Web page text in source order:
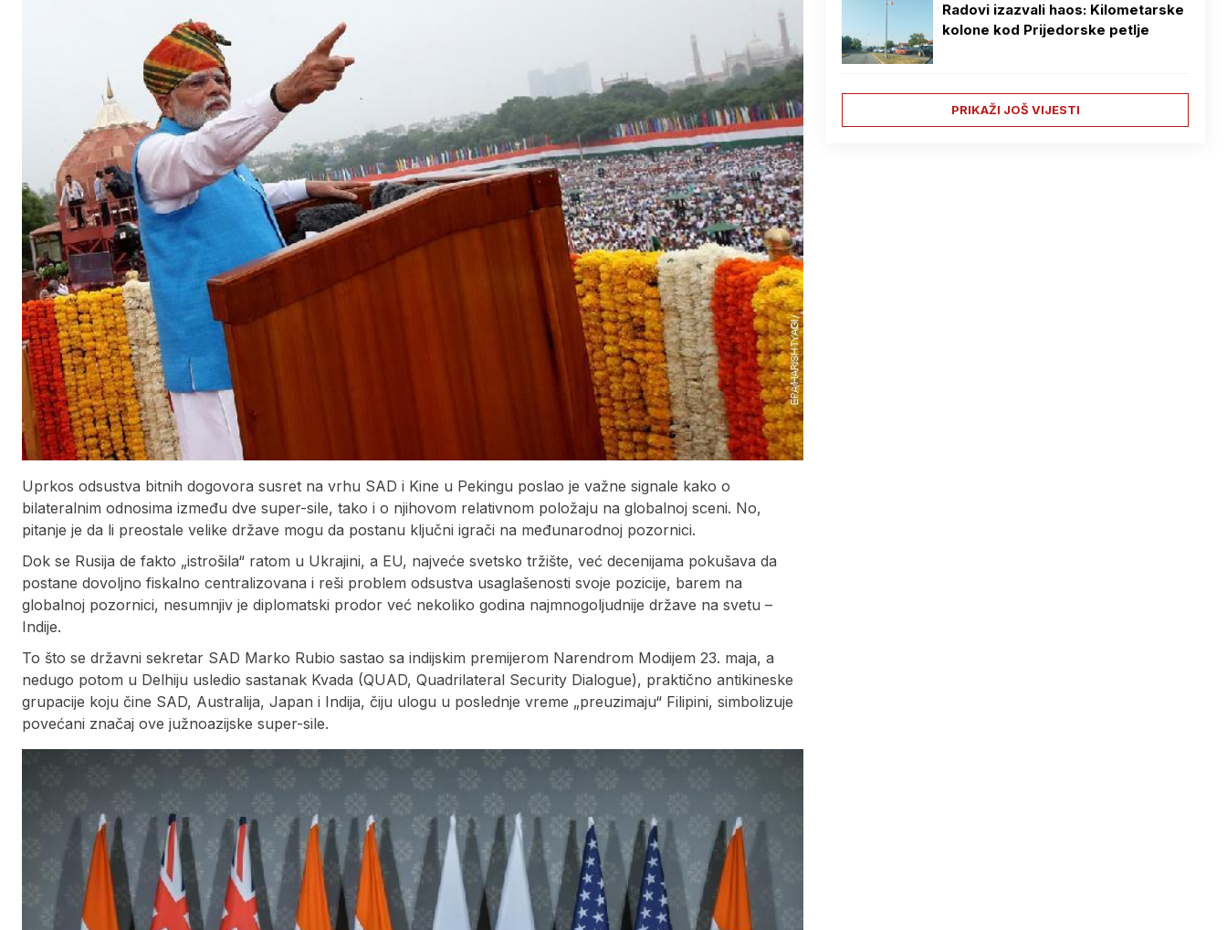
Uprkos odsustva bitnih dogovora susret na vrhu SAD i Kine u Pekingu poslao je važne signale kako o
bilateralnim odnosima između dve super-sile, tako i o njihovom relativnom položaju na globalnoj sceni. No,
pitanje je da li preostale velike države mogu da postanu ključni igrači na međunarodnoj pozornici.
Dok se Rusija de fakto „istrošila“ ratom u Ukrajini, a EU, najveće svetsko tržište, već decenijama pokušava da
postane dovoljno fiskalno centralizovana i reši problem odsustva usaglašenosti svoje pozicije, barem na
globalnoj pozornici, nesumnjiv je diplomatski prodor već nekoliko godina najmnogoljudnije države na svetu –
Indije.
To što se državni sekretar SAD Marko Rubio sastao sa indijskim premijerom Narendrom Modijem 23. maja, a
nedugo potom u Delhiju usledio sastanak Kvada (QUAD, Quadrilateral Security Dialogue), praktično antikineske
grupacije koju čine SAD, Australija, Japan i Indija, čiju ulogu u poslednje vreme „preuzimaju“ Filipini, simbolizuje
povećani značaj ove južnoazijske super-sile.
Radovi izazvali haos: Kilometarske
kolone kod Prijedorske petlje
PRIKAŽI JOŠ VIJESTI